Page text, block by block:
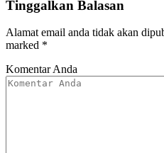
Tinggalkan Balasan
Alamat email anda tidak akan
marked *
Komentar Anda